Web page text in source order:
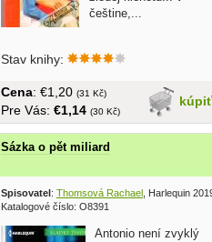
češtine,...
Stav knihy:
kúpiť
Cena: €1,20 (31 Kč)
Pre Vás: €1,14 (30 Kč)
Sázka o pět miliard
Spisovatel : Thomsová Rachael
, Harlequin
Katalogové číslo: O8391
Antonio není zvyklý